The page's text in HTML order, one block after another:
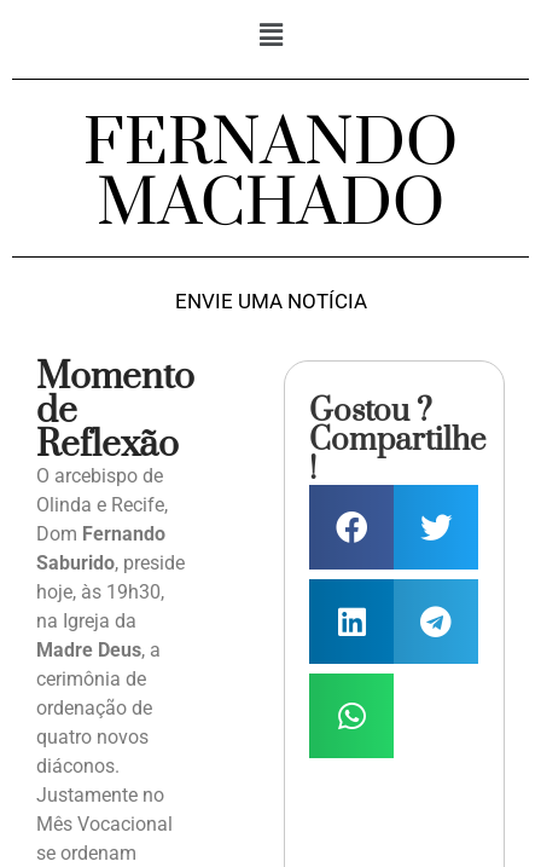
FERNANDO
MACHADO
ENVIE UMA NOTÍCIA
Momento
de
Reflexão
O arcebispo de
Olinda e Recife,
Dom Fernando
Saburido, preside
hoje, às 19h30,
na Igreja da
Madre Deus, a
cerimônia de
ordenação de
quatro novos
diáconos.
Justamente no
Mês Vocacional
se ordenam
Gostou ?
Compartilhe
!